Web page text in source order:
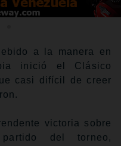
a la manera en
inició el Clásico
casi difícil de creer
victoria sobre
del torneo,